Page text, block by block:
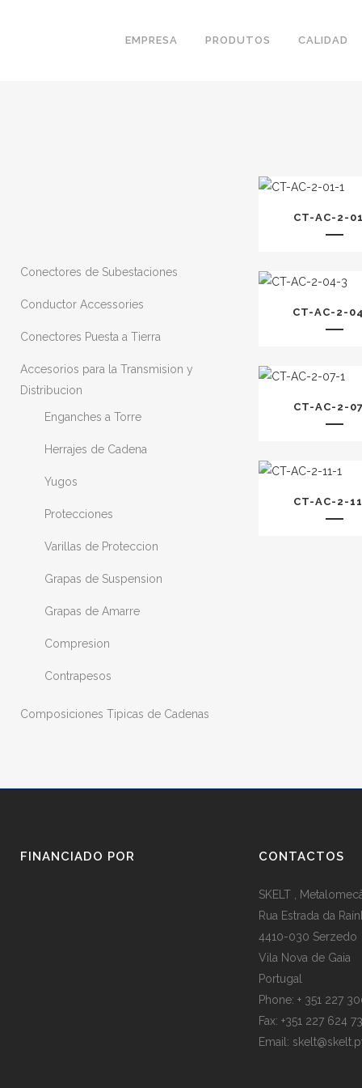
EMPRESA PRODUTOS CALIDAD
Conectores de Subestaciones
Conductor Accessories
Conectores Puesta a Tierra
Accesorios para la Transmision y
Distribucion
Enganches a Torre
Herrajes de Cadena
Yugos
Protecciones
Varillas de Proteccion
Grapas de Suspension
Grapas de Amarre
Compresion
Contrapesos
Composiciones Tipicas de Cadenas
CT-AC-2-
CT-AC-2-
CT-AC-2-
CT-AC-2-
FINANCIADO POR CONTACTOS
SKELT ,
Rua Estrada da
4410-030 Serzedo
Vila Nova de Gaia
Portugal
Phone: + 351 227
Fax: +351 227 624
Email: